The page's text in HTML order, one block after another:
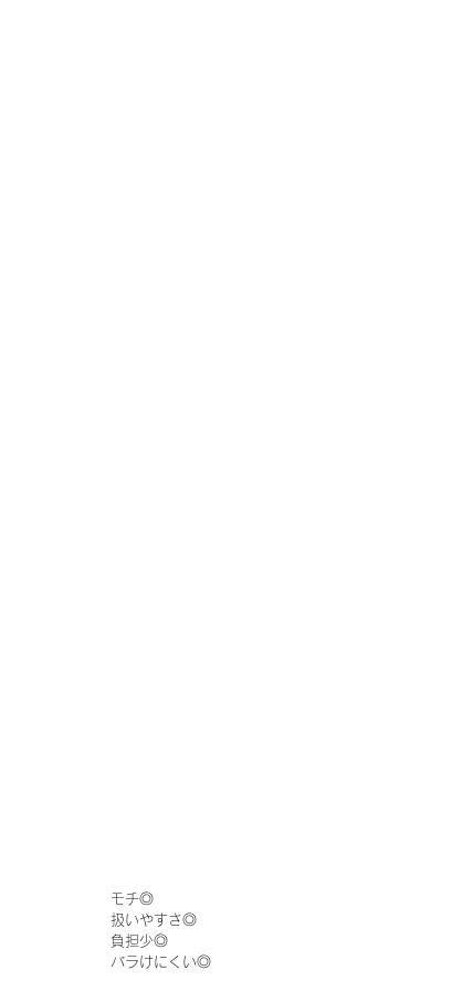
モチ◎
扱いやすさ◎
負担少◎
バラけにくい◎